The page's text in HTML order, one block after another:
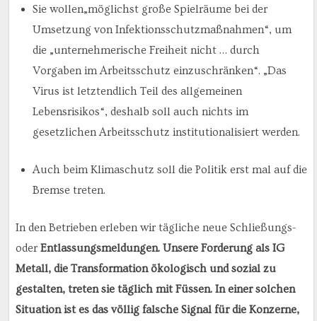
Sie wollen„möglichst große Spielräume bei der
Umsetzung von Infektionsschutzmaßnahmen“, um
die „unternehmerische Freiheit nicht … durch
Vorgaben im Arbeitsschutz einzuschränken“. „Das
Virus ist letztendlich Teil des allgemeinen
Lebensrisikos“, deshalb soll auch nichts im
gesetzlichen Arbeitsschutz institutionalisiert werden.
Auch beim Klimaschutz soll die Politik erst mal auf die
Bremse treten.
In den Betrieben erleben wir tägliche neue Schließungs-
oder Entlassungsmeldungen. Unsere Forderung als IG
Metall, die Transformation ökologisch und sozial zu
gestalten, treten sie täglich mit Füssen. In einer solchen
Situation ist es das völlig falsche Signal für die Konzerne,